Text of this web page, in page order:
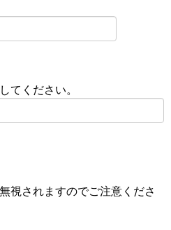
てください。
視されますのでご注意くださ